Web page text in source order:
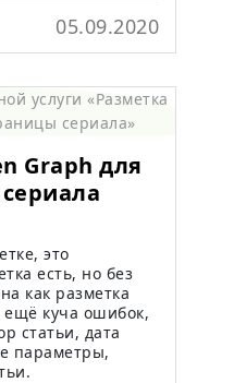
05.09.2020
Graph для
это
есть, но без
как разметка
ещё куча ошибок,
статьи, дата
параметры,